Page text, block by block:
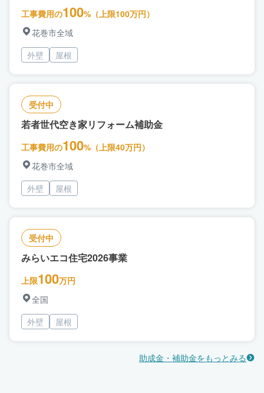
工事費用の100%（上限100万円）
花巻市全域
外壁
屋根
受付中
若者世代空き家リフォーム補助金
工事費用の100%（上限40万円）
花巻市全域
外壁
屋根
受付中
みらいエコ住宅2026事業
上限100万円
全国
外壁
屋根
助成金・補助金をもっとみる